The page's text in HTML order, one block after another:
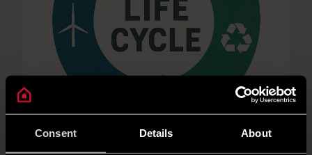
Consent Details About